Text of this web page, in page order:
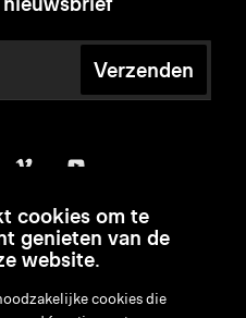
Verzenden
cookies om te
genieten van de
website.
cookies die